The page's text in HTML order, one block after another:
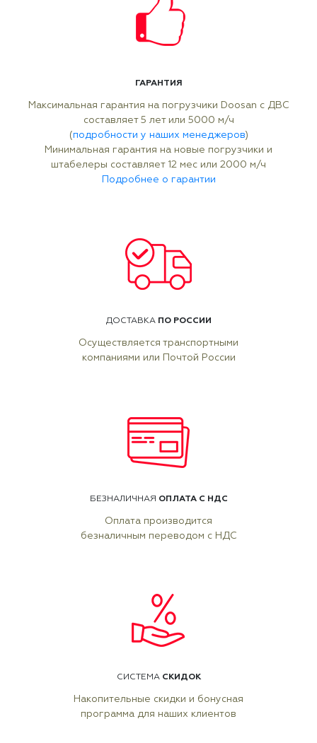
ГАРАНТИЯ
Максимальная гарантия на погрузчики Doosan с ДВС
составляет 5 лет или 5000 м/ч
(подробности у наших менеджеров)
Минимальная гарантия на новые погрузчики и
штабелеры составляет 12 мес или 2000 м/ч
Подробнее о гарантии
ДОСТАВКА ПО РОССИИ
Осуществляется транспортными
компаниями или Почтой России
БЕЗНАЛИЧНАЯ ОПЛАТА С НДС
Оплата производится
безналичным переводом с НДС
СИСТЕМА СКИДОК
Накопительные скидки и бонусная
программа для наших клиентов